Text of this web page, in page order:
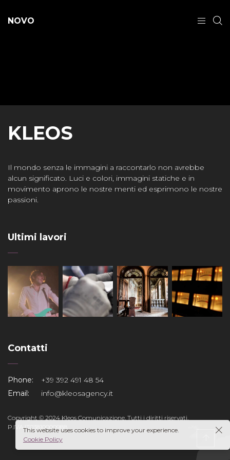
NOVO
KLEOS
Il mondo senza le immagini a raccontarlo non avrebbe
alcun significato. Luci e colori, immagini statiche e in
movimento aprono le nostre menti ed esprimono le nostre
passioni.
Ultimi lavori
Contatti
Phone:
+39 392 491 48 54
Email:
info@kleosagency.it
Copyright © 2024 Kleos Comunicazione. Tutti i diritti riservati.
P.IVA IT03810000988.
This website uses cookies to improve your experience.
Cookie Policy